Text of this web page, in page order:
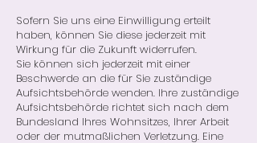
Sofern Sie uns eine Einwilligung erteilt
haben, können Sie diese jederzeit mit
Wirkung für die Zukunft widerrufen.
Sie können sich jederzeit mit einer
Beschwerde an die für Sie zuständige
Aufsichtsbehörde wenden. Ihre zuständige
Aufsichtsbehörde richtet sich nach dem
Bundesland Ihres Wohnsitzes, Ihrer Arbeit
oder der mutmaßlichen Verletzung. Eine